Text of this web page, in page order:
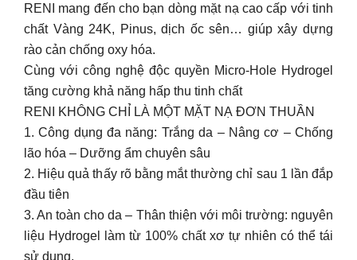
RENI mang đến cho bạn dòng mặt nạ cao cấp với tinh
chất Vàng 24K, Pinus, dịch ốc sên… giúp xây dựng
rào cản chống oxy hóa.
Cùng với công nghệ độc quyền Micro-Hole Hydrogel
tăng cường khả năng hấp thu tinh chất
RENI KHÔNG CHỈ LÀ MỘT MẶT NẠ ĐƠN THUẦN
1. Công dụng đa năng: Trắng da – Nâng cơ – Chống
lão hóa – Dưỡng ẩm chuyên sâu
2. Hiệu quả thấy rõ bằng mắt thường chỉ sau 1 lần đắp
đầu tiên
3. An toàn cho da – Thân thiện với môi trường: nguyên
liệu Hydrogel làm từ 100% chất xơ tự nhiên có thể tái
sử dụng.